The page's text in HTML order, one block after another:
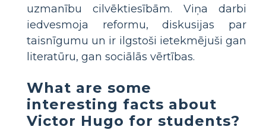
uzmanību cilvēktiesībām. Viņa darbi
iedvesmoja reformu, diskusijas par
taisnīgumu un ir ilgstoši ietekmējuši gan
literatūru, gan sociālās vērtības.
What are some
interesting facts about
Victor Hugo for students?